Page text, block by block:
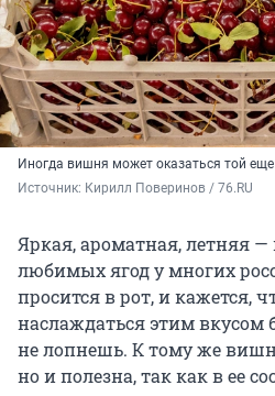
Иногда вишня может оказаться той
Источник: Кирилл Поверинов / 76.RU
Яркая, ароматная, летняя
любимых ягод у многих
просится в рот, и кажется,
наслаждаться этим вкусом
не лопнешь. К тому же
но и полезна, так как в ее